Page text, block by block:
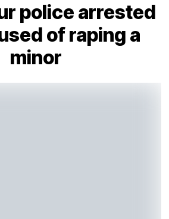
police arrested
of raping a
minor